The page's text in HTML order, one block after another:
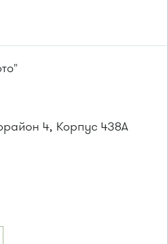
4, Корпус 438А
32. Маршрутки № 408м, 476м